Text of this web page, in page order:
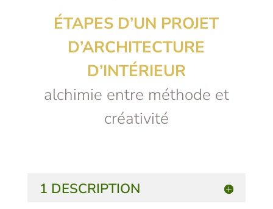
ÉTAPES D’UN PROJET
D’ARCHITECTURE
D’INTÉRIEUR
alchimie entre méthode et
créativité
1 DESCRIPTION